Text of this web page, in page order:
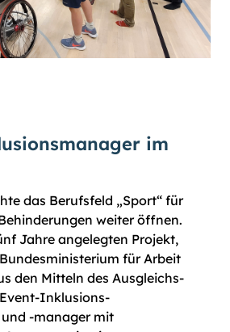
im
das Berufsfeld „Sport“ für
weiter öffnen.
Jahre angelegten Projekt,
für Arbeit
den Mitteln des Ausgleichs­
Inklusions­
-manager mit